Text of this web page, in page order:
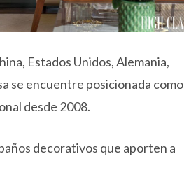
Estados Unidos, Alemania,
se encuentre posicionada como
desde 2008.
decorativos que aporten a